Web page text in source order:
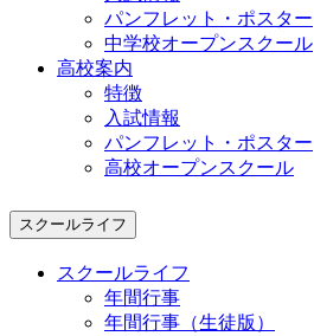
パンフレット・ポスター
中学校オープンスクール
高校案内
特徴
入試情報
パンフレット・ポスター
高校オープンスクール
スクールライフ
スクールライフ
年間行事
年間行事（生徒版）